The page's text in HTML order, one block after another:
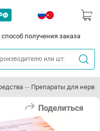
получения заказа
Препараты для
Поделиться